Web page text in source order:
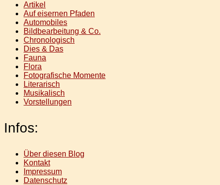
Artikel
Auf eisernen Pfaden
Automobiles
Bildbearbeitung & Co.
Chronologisch
Dies & Das
Fauna
Flora
Fotografische Momente
Literarisch
Musikalisch
Vorstellungen
Infos:
Über diesen Blog
Kontakt
Impressum
Datenschutz